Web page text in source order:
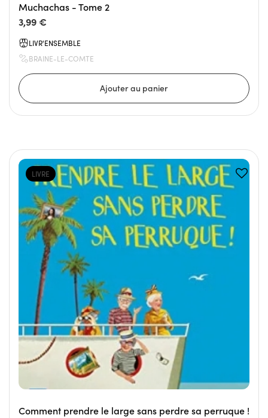
Muchachas - Tome 2
3,99 €
LIVR'ENSEMBLE
BRAINE-LE-COMTE
LIVRE
Comment prendre le large sans perdre sa perruque !